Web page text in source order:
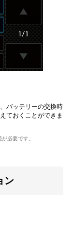
バッテリーの交換時
ておくことができま
必要です。
ン